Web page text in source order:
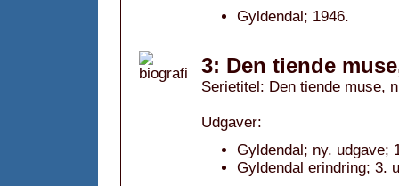
Gyldendal; 1946.
3: Den tiende
Serietitel: Den tiende muse,
Udgaver:
Gyldendal; ny. udgave;
Gyldendal erindring; 3.